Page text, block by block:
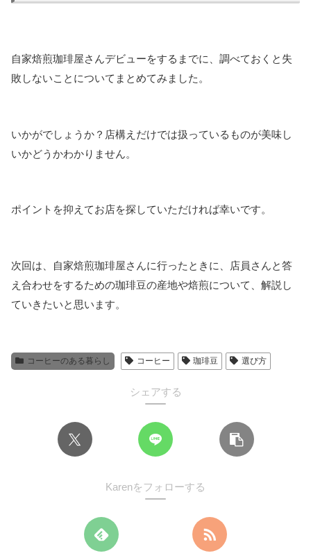
自家焙煎珈琲屋さんデビューをするまでに、調べておくと失
敗しないことについてまとめてみました。
いかがでしょうか？店構えだけでは扱っているものが美味し
いかどうかわかりません。
ポイントを抑えてお店を探していただければ幸いです。
次回は、自家焙煎珈琲屋さんに行ったときに、店員さんと答
え合わせをするための珈琲豆の産地や焙煎について、解説し
ていきたいと思います。
コーヒーのある暮らし コーヒー 珈琲豆 選び方
シェアする
Karenをフォローする